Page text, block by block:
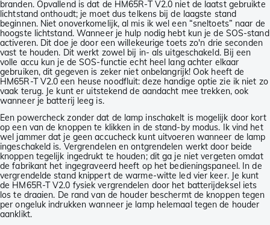
branden. Opvallend is dat de HM65R-T V2.0 niet de laatst gebruikte
lichtstand onthoudt; je moet dus telkens bij de laagste stand
beginnen. Niet onoverkomelijk, al mis ik wel een “sneltoets” naar de
hoogste lichtstand. Wanneer je hulp nodig hebt kun je de SOS-stand
activeren. Dit doe je door een willekeurige toets zo'n drie seconden
vast te houden. Dit werkt zowel bij in- als uitgeschakeld. Bij een
volle accu kun je de SOS-functie echt heel lang achter elkaar
gebruiken, dit gegeven is zeker niet onbelangrijk! Ook heeft de
HM65R-T V2.0 een heuse noodfluit: deze handige optie zie ik niet zo
vaak terug. Je kunt er uitstekend de aandacht mee trekken, ook
wanneer je batterij leeg is.
Een powercheck zonder dat de lamp inschakelt is mogelijk door kort
op een van de knoppen te klikken in de stand-by modus. Ik vind het
wel jammer dat je geen accucheck kunt uitvoeren wanneer de lamp
ingeschakeld is. Vergrendelen en ontgrendelen werkt door beide
knoppen tegelijk ingedrukt te houden; dit ga je niet vergeten omdat
de fabrikant het ingegraveerd heeft op het bedieningspaneel. In de
vergrendelde stand knippert de warme-witte led vier keer. Je kunt
de HM65R-T V2.0 fysiek vergrendelen door het batterijdeksel iets
los te draaien. De rand van de houder beschermt de knoppen tegen
per ongeluk indrukken wanneer je lamp helemaal tegen de houder
aanklikt.